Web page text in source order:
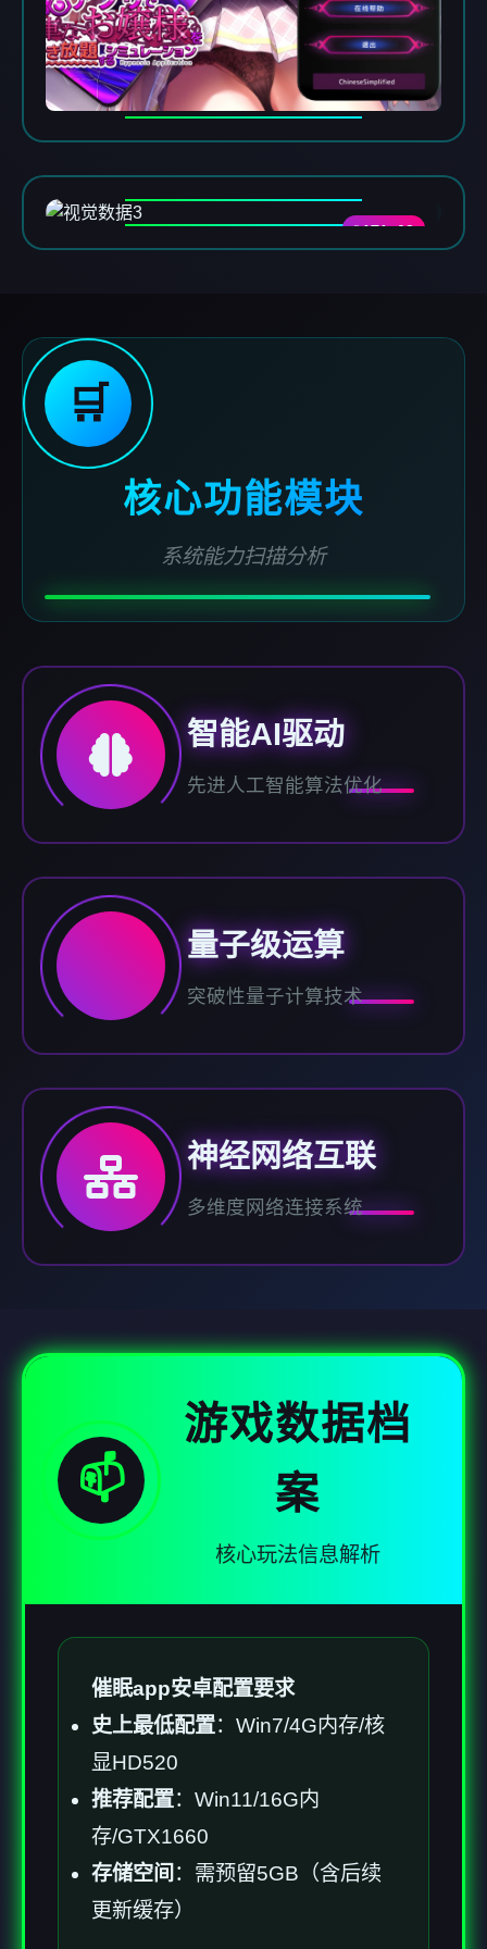
DATA-03
🛒
核心功能模块
系统能力扫描分析
智能AI驱动
先进人工智能算法优化
量子级运算
突破性量子计算技术
神经网络互联
多维度网络连接系统
📫
游戏数据档
案
核心玩法信息解析
催眠app安卓配置要求
​史上最低配置​​：Win7/4G内存/核
显HD520
​推荐配置​​：Win11/16G内
存/GTX1660
​存储空间​ ​：需预留5GB（含后续
更新缓存）